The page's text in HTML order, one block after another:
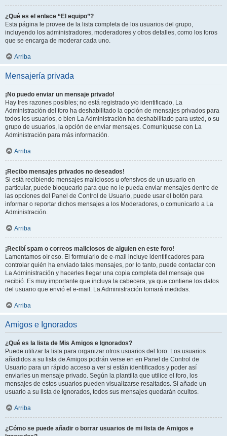
¿Qué es el enlace “El equipo”?
Esta página le provee de la lista completa de los usuarios del grupo,
incluyendo los administradores, moderadores y otros detalles, como los foros
que se encarga de moderar cada uno.
Arriba
Mensajería privada
¡No puedo enviar un mensaje privado!
Hay tres razones posibles; no está registrado y/o identificado, La
Administración del foro ha deshabilitado la opción de mensajes privados para
todos los usuarios, o bien La Administración ha deshabilitado para usted, o su
grupo de usuarios, la opción de enviar mensajes. Comuníquese con La
Administración para más información.
Arriba
¡Recibo mensajes privados no deseados!
Si está recibiendo mensajes maliciosos u ofensivos de un usuario en
particular, puede bloquearlo para que no le pueda enviar mensajes dentro de
las opciones del Panel de Control de Usuario, puede usar el botón para
informar o reportar dichos mensajes a los Moderadores, o comunicarlo a La
Administración.
Arriba
¡Recibí spam o correos maliciosos de alguien en este foro!
Lamentamos oír eso. El formulario de e-mail incluye identificadores para
controlar quién ha enviado tales mensajes, por lo tanto, puede contactar con
La Administración y hacerles llegar una copia completa del mensaje que
recibió. Es muy importante que incluya la cabecera, ya que contiene los datos
del usuario que envió el e-mail. La Administración tomará medidas.
Arriba
Amigos e Ignorados
¿Qué es la lista de Mis Amigos e Ignorados?
Puede utilizar la lista para organizar otros usuarios del foro. Los usuarios
añadidos a su lista de Amigos podrán verse en en Panel de Control de
Usuario para un rápido acceso a ver si están identificados y poder así
enviarles un mensaje privado. Según la plantilla que utilice el foro, los
mensajes de estos usuarios pueden visualizarse resaltados. Si añade un
usuario a su lista de Ignorados, todos sus mensajes quedarán ocultos.
Arriba
¿Cómo se puede añadir o borrar usuarios de mi lista de Amigos e